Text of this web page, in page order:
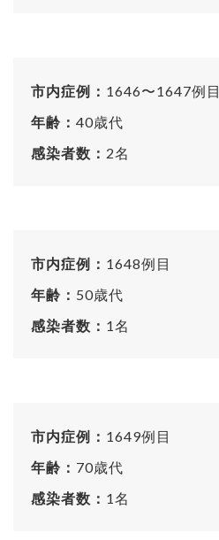
市内症例： 1646〜1647例目
年齢： 40歳代
感染者数： 2名
市内症例： 1648例目
年齢： 50歳代
感染者数： 1名
市内症例： 1649例目
年齢： 70歳代
感染者数： 1名